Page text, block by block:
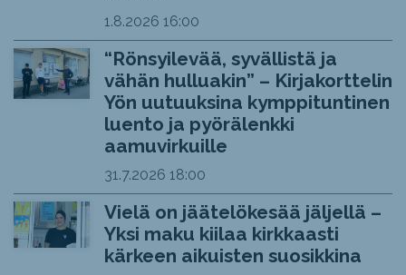
1.8.2026 16:00
“Rönsyilevää, syvällistä ja
vähän hulluakin” – Kirjakorttelin
Yön uutuuksina kymppituntinen
luento ja pyörälenkki
aamuvirkuille
31.7.2026 18:00
Vielä on jäätelökesää jäljellä –
Yksi maku kiilaa kirkkaasti
kärkeen aikuisten suosikkina